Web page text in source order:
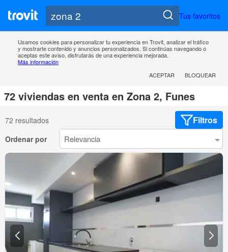
Tus favoritos
Usamos cookies para personalizar tu experiencia en Trovit, analizar el tráfico
y mostrarte contenido y anuncios personalizados. Si continúas navegando o
aceptas este aviso, disfrutarás de una experiencia mejorada.
Más información
ACEPTAR
BLOQUEAR
72 viviendas en venta en Zona 2, Funes
72 resultados Filtros
Ordenar por